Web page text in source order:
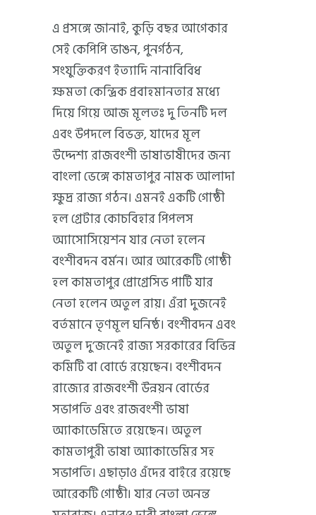
এ প্রসঙ্গে জানাই, কুড়ি বছর আগেকার
সেই কেপিপি ভাঙন, পুনর্গঠন,
সংযুক্তিকরণ ইত্যাদি নানাবিবিধ
ক্ষমতা কেন্দ্রিক প্রবাহমানতার মধ্যে
দিয়ে গিয়ে আজ মূলতঃ দু তিনটি দল
এবং উপদলে বিভক্ত, যাদের মূল
উদ্দেশ্য রাজবংশী ভাষাভাষীদের জন্য
বাংলা ভেঙ্গে কামতাপুর নামক আলাদা
ক্ষুদ্র রাজ্য গঠন। এমনই একটি গোষ্ঠী
হল গ্রেটার কোচবিহার পিপলস
অ্যাসোসিয়েশন যার নেতা হলেন
বংশীবদন বর্মন। আর আরেকটি গোষ্ঠী
হল কামতাপুর প্রোগ্রেসিভ পার্টি যার
নেতা হলেন অতুল রায়। এঁরা দুজনেই
বর্তমানে তৃণমূল ঘনিষ্ঠ। বংশীবদন এবং
অতুল দু’জনেই রাজ্য সরকারের বিভিন্ন
কমিটি বা বোর্ডে রয়েছেন। বংশীবদন
রাজ্যের রাজবংশী উন্নয়ন বোর্ডের
সভাপতি এবং রাজবংশী ভাষা
অ্যাকাডেমিতে রয়েছেন। অতুল
কামতাপুরী ভাষা অ্যাকাডেমির সহ
সভাপতি। এছাড়াও এঁদের বাইরে রয়েছে
আরেকটি গোষ্ঠী। যার নেতা অনন্ত